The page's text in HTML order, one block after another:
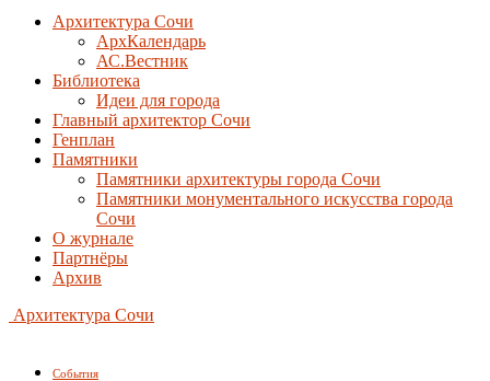
Архитектура Сочи
АрхКалендарь
АС.Вестник
Библиотека
Идеи для города
Главный архитектор Сочи
Генплан
Памятники
Памятники архитектуры города Сочи
Памятники монументального искусства города
Сочи
О журнале
Партнёры
Архив
Архитектура Сочи
События